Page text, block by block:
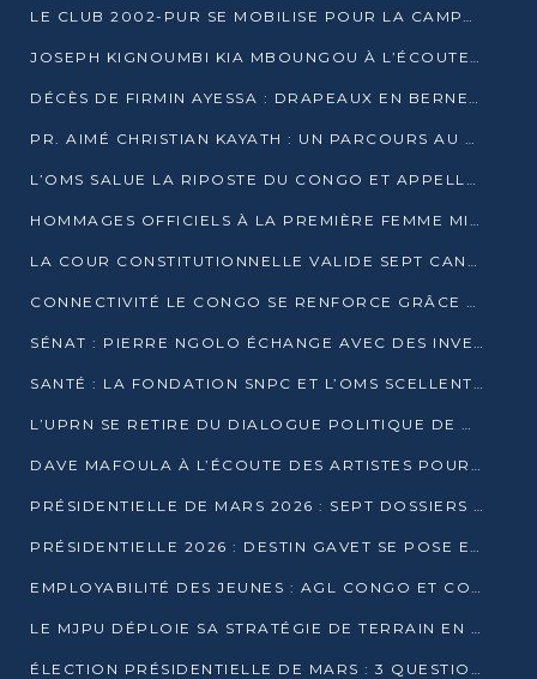
LE CLUB 2002-PUR SE MOBILISE POUR LA CAMPAGNE
JOSEPH KIGNOUMBI KIA MBOUNGOU À L’ÉCOUTE DE TALANGAÏ
DÉCÈS DE FIRMIN AYESSA : DRAPEAUX EN BERNE LUNDI
PR. AIMÉ CHRISTIAN KAYATH : UN PARCOURS AU SERVICE DE LA RECHERCHE ET DE L’INNOVATION
L’OMS SALUE LA RIPOSTE DU CONGO ET APPELLE À DES RÉFORMES DURABLES
HOMMAGES OFFICIELS À LA PREMIÈRE FEMME MINISTRE DU CONGO
LA COUR CONSTITUTIONNELLE VALIDE SEPT CANDIDATURES POUR LA PRÉSIDENTIELLE
CONNECTIVITÉ LE CONGO SE RENFORCE GRÂCE AU CÂBLE 2AFRICA
SÉNAT : PIERRE NGOLO ÉCHANGE AVEC DES INVESTISSEURS DU NUMÉRIQUE
SANTÉ : LA FONDATION SNPC ET L’OMS SCELLENT UN PARTENARIAT STRATÉGIQUE DE TROIS ANS
L’UPRN SE RETIRE DU DIALOGUE POLITIQUE DE DJAMBALA : TENSIONS DANS LE PRÉ-ÉLECTORAL CONGOLAIS
DAVE MAFOULA À L’ÉCOUTE DES ARTISTES POUR REDÉFINIR SA POLITIQUE CULTURELLE
PRÉSIDENTIELLE DE MARS 2026 : SEPT DOSSIERS DE CANDIDATURE ENREGISTRÉS À LA CLÔTURE DES DÉPÔTS
PRÉSIDENTIELLE 2026 : DESTIN GAVET SE POSE EN CANDIDAT DU « RAS-LE-BOL »
EMPLOYABILITÉ DES JEUNES : AGL CONGO ET CONGO TERMINAL S’ALLIENT À UCAC-ICAM
LE MJPU DÉPLOIE SA STRATÉGIE DE TERRAIN EN FAVEUR DE DSN
ÉLECTION PRÉSIDENTIELLE DE MARS : 3 QUESTIONS À UN EXPERT CONGOLAIS DE LA CYBERSÉCURITÉ